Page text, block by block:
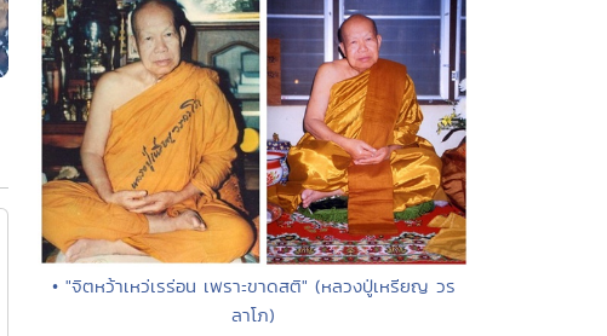
• "จิตหว้าเหว่เรร่อน เพราะขาดสติ" (หลวงปู่เหรียญ วร
ลาโภ)